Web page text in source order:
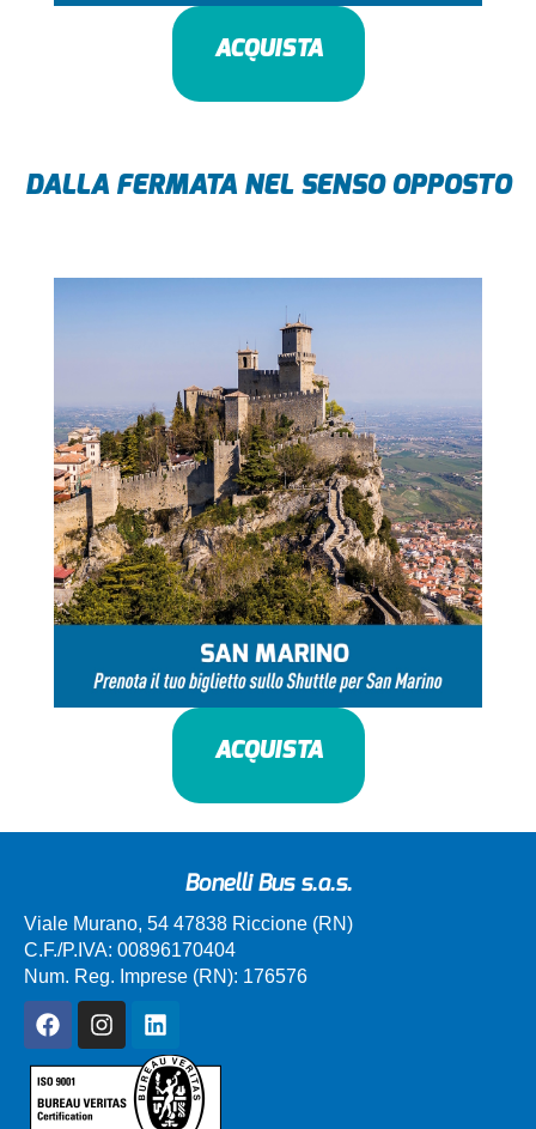
ACQUISTA
DALLA FERMATA NEL SENSO OPPOSTO
ACQUISTA
Bonelli Bus s.a.s.
Viale Murano, 54 47838 Riccione (RN)
C.F./P.IVA: 00896170404
Num. Reg. Imprese (RN): 176576